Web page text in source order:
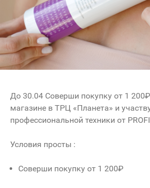
До 30.04 Соверши покупку от 1
магазине в ТРЦ «Планета» и
профессиональной техники от
Условия просты :
Соверши покупку от 1 200₽